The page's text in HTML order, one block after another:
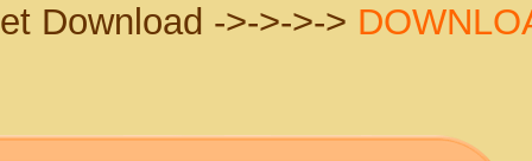
Download ->->->->